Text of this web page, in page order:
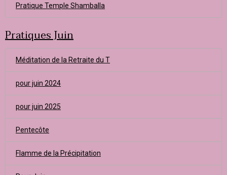
Pratique Temple Shamballa
Pratiques Juin
Méditation de la Retraite du T
pour juin 2024
pour juin 2025
Pentecôte
Flamme de la Précipitation